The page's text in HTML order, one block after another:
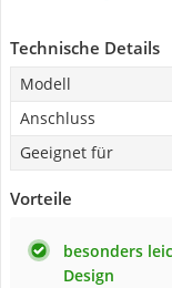
Technische Details
Modell
Anschluss
Geeignet für
Vorteile
besonders
Design